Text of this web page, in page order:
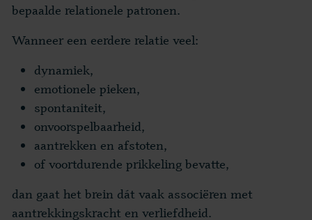
bepaalde relationele patronen.
Wanneer een eerdere relatie veel:
dynamiek,
emotionele pieken,
spontaniteit,
onvoorspelbaarheid,
aantrekken en afstoten,
of voortdurende prikkeling bevatte,
dan gaat het brein dát vaak associëren met
aantrekkingskracht en verliefdheid.